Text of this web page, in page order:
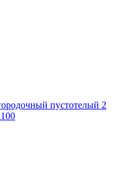
пустотелый 2